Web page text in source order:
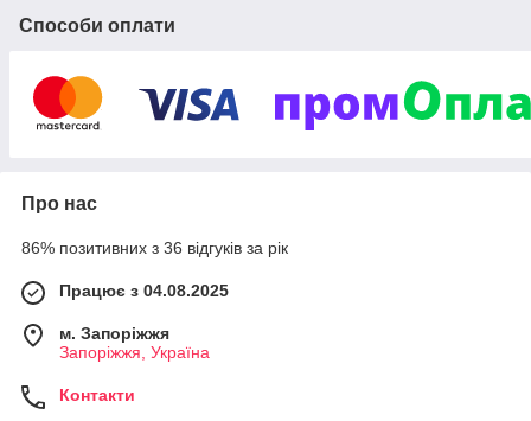
Беретирізних кольорів та зразків
символікою
ПВХ патчі
тавишиті шеврони
Виготовлення товарів під замовлення за вашим
сучасними технологіями, щоб кожен виріб служив довго та
виглядав бездоганно.
Наші переваги:
Можливість індивідуального дизайну
Способи оплати
Про нас
86% позитивних з 36 відгуків за рік
Працює з 04.08.2025
м. Запоріжжя
Запоріжжя, Україна
Контакти